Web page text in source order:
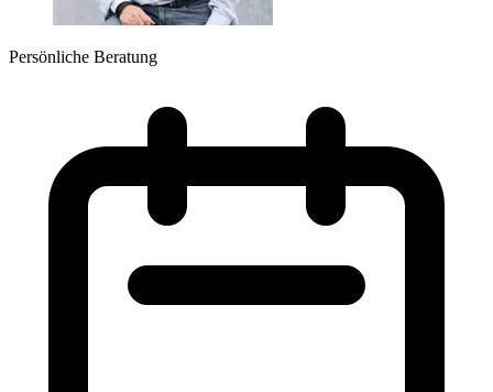
Persönliche Beratung